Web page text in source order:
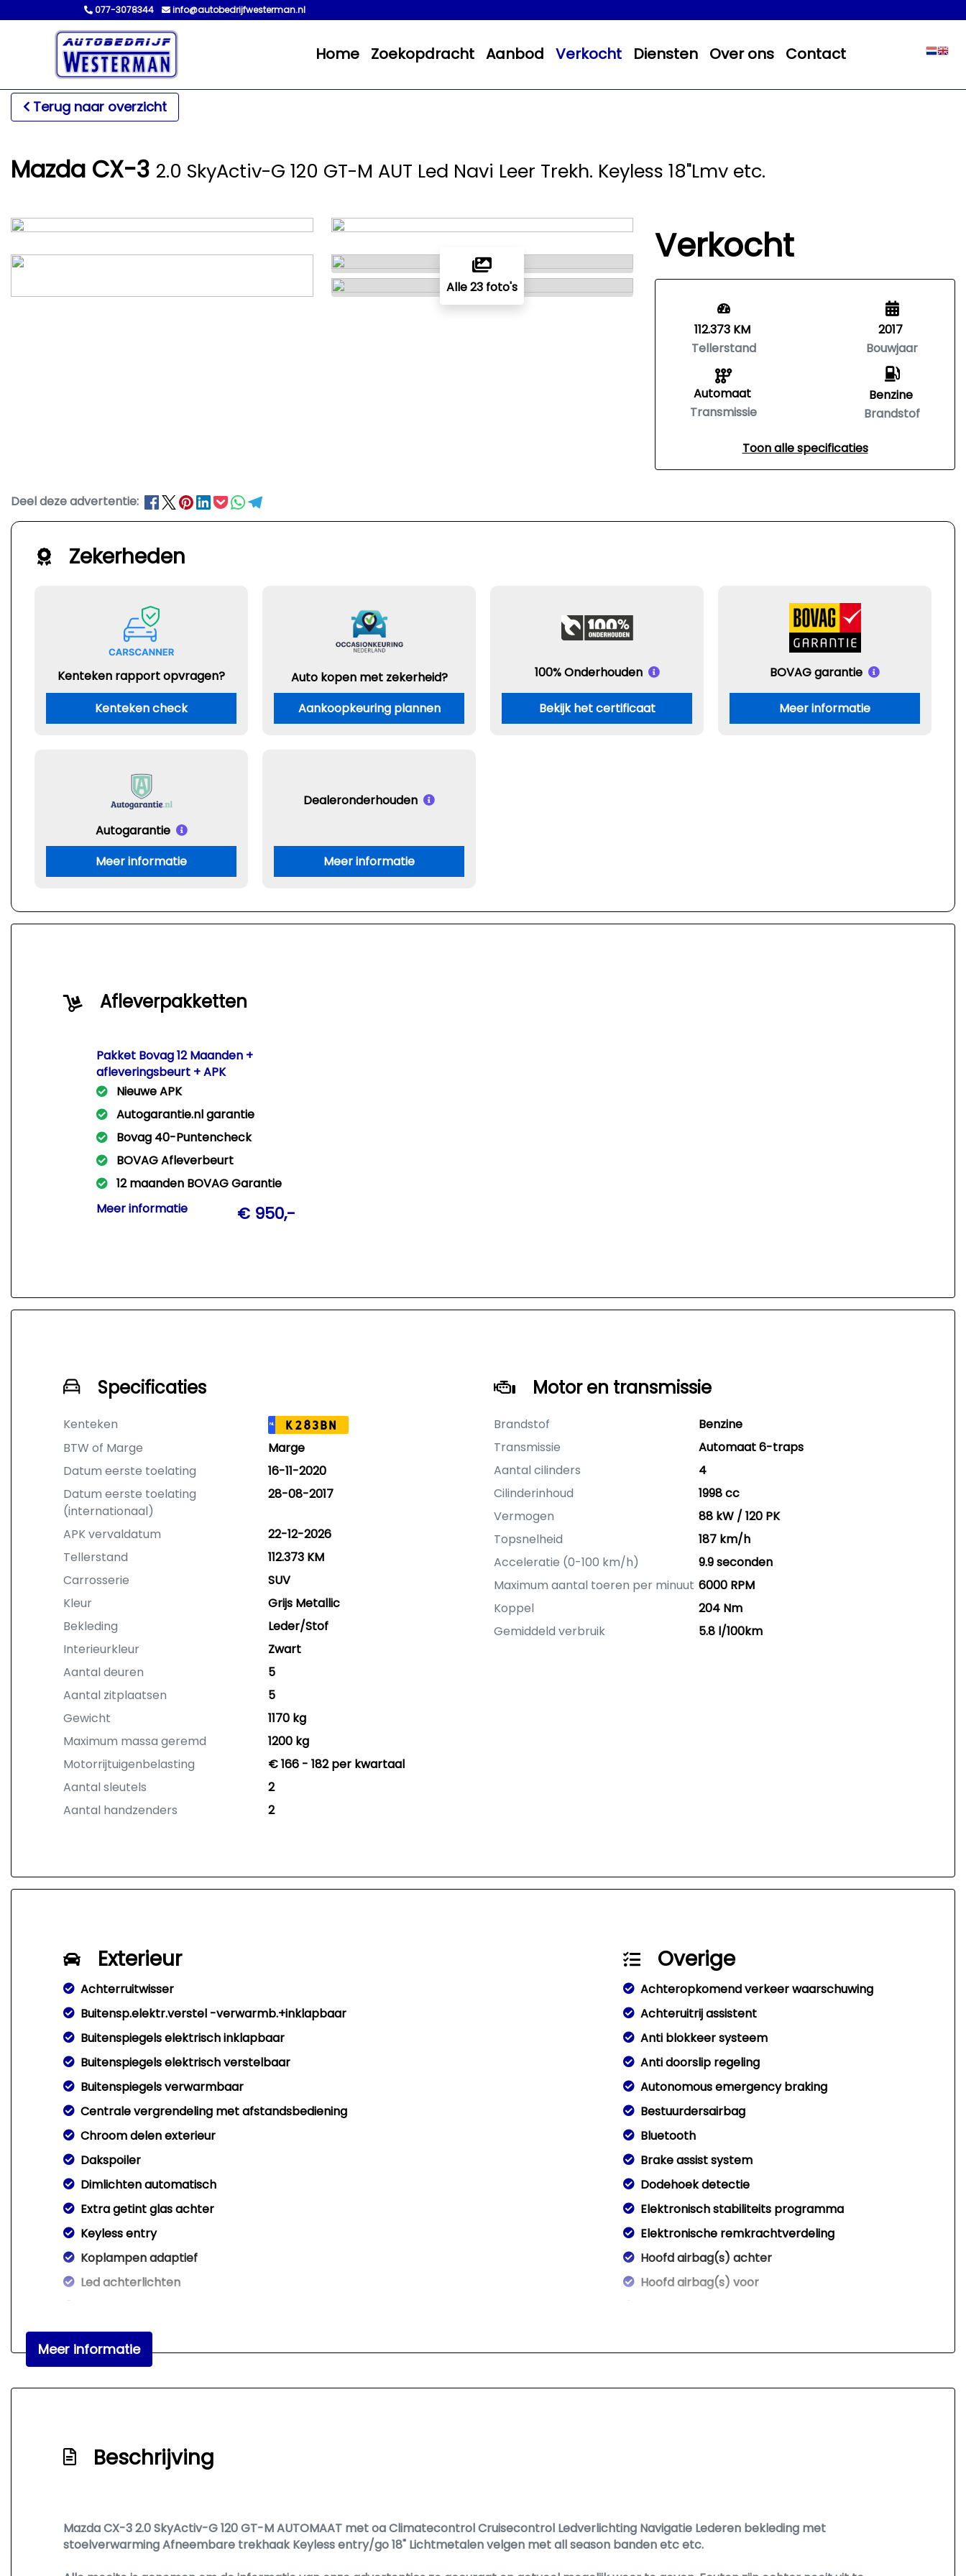
077-3078344 info@autobedrijfwesterman.nl
Home Zoekopdracht Aanbod Verkocht Diensten Over ons Contact
Terug naar overzicht
Mazda CX-3 2.0 SkyActiv-G 120 GT-M AUT Led Navi Leer Trekh. Keyless 18"Lmv etc.
Alle 23 foto's
Verkocht
112.373 KM
Tellerstand
Automaat
Transmissie
2017
Bouwjaar
Benzine
Brandstof
Toon alle specificaties
Deel deze advertentie:
Zekerheden
Kenteken rapport opvragen?
Kenteken check
Auto kopen met zekerheid?
Aankoopkeuring plannen
100% Onderhouden
Bekijk het certificaat
BOVAG garantie
Meer informatie
Autogarantie
Meer informatie
Dealeronderhouden
Meer informatie
Afleverpakketten
Pakket Bovag 12 Maanden +
afleveringsbeurt + APK
Nieuwe APK
Autogarantie.nl garantie
Bovag 40-Puntencheck
BOVAG Afleverbeurt
12 maanden BOVAG Garantie
Met dit pakket leveren wij Uw auto
rijklaar af met een nieuwe APK +
Meer informatie € 950,-
Specificaties
Kenteken NL K283BN
BTW of Marge
Marge
Datum eerste toelating
16-11-2020
Datum eerste toelating
(internationaal)
28-08-2017
APK vervaldatum
22-12-2026
Tellerstand
112.373 KM
Carrosserie
SUV
Kleur
Grijs Metallic
Bekleding
Leder/Stof
Interieurkleur
Zwart
Aantal deuren
5
Aantal zitplaatsen
5
Gewicht
1170 kg
Maximum massa geremd
1200 kg
Motorrijtuigenbelasting
€ 166 - 182 per kwartaal
Aantal sleutels
2
Aantal handzenders
2
Motor en transmissie
Brandstof
Benzine
Transmissie
Automaat 6-traps
Aantal cilinders
4
Cilinderinhoud
1998 cc
Vermogen
88 kW / 120 PK
Topsnelheid
187 km/h
Acceleratie (0-100 km/h)
9.9 seconden
Maximum aantal toeren per minuut 6000 RPM
Koppel
204 Nm
Gemiddeld verbruik
5.8 l/100km
Exterieur
Achterruitwisser
Buitensp.elektr.verstel -verwarmb.+inklapbaar
Buitenspiegels elektrisch inklapbaar
Buitenspiegels elektrisch verstelbaar
Buitenspiegels verwarmbaar
Centrale vergrendeling met afstandsbediening
Chroom delen exterieur
Dakspoiler
Dimlichten automatisch
Extra getint glas achter
Keyless entry
Koplampen adaptief
Led achterlichten
Led koplampen
Lichtmetalen velgen 18"
Overige
Achteropkomend verkeer waarschuwing
Achteruitrij assistent
Anti blokkeer systeem
Anti doorslip regeling
Autonomous emergency braking
Bestuurdersairbag
Bluetooth
Brake assist system
Dodehoek detectie
Elektronisch stabiliteits programma
Elektronische remkrachtverdeling
Hoofd airbag(s) achter
Hoofd airbag(s) voor
Led mistlampen
Interieur
Armsteun voor
Meer informatie
Beschrijving
Mazda CX-3 2.0 SkyActiv-G 120 GT-M AUTOMAAT met oa Climatecontrol Cruisecontrol Ledverlichting Navigatie Lederen bekleding met
stoelverwarming Afneembare trekhaak Keyless entry/go 18" Lichtmetalen velgen met all season banden etc etc.